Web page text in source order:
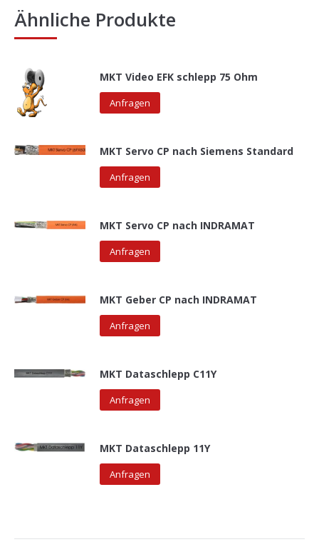
Ähnliche Produkte
MKT Video EFK schlepp 75 Ohm
Anfragen
MKT Servo CP nach Siemens Standard
Anfragen
MKT Servo CP nach INDRAMAT
Anfragen
MKT Geber CP nach INDRAMAT
Anfragen
MKT Dataschlepp C11Y
Anfragen
MKT Dataschlepp 11Y
Anfragen